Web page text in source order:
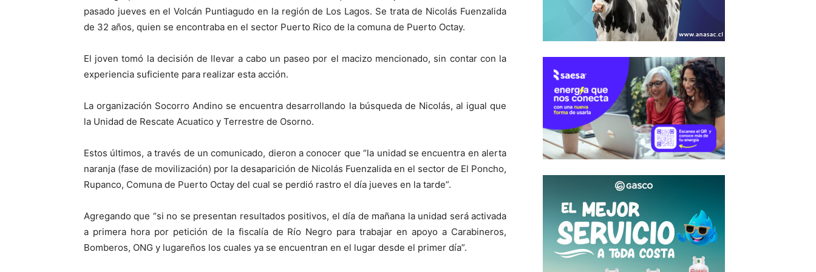
pasado jueves en el Volcán Puntiagudo en la región de Los Lagos. Se trata de Nicolás Fuenzalida
de 32 años, quien se encontraba en el sector Puerto Rico de la comuna de Puerto Octay.
El joven tomó la decisión de llevar a cabo un paseo por el macizo mencionado, sin contar con la
experiencia suficiente para realizar esta acción.
La organización Socorro Andino se encuentra desarrollando la búsqueda de Nicolás, al igual que
la Unidad de Rescate Acuatico y Terrestre de Osorno.
Estos últimos, a través de un comunicado, dieron a conocer que “la unidad se encuentra en alerta
naranja (fase de movilización) por la desaparición de Nicolás Fuenzalida en el sector de El Poncho,
Rupanco, Comuna de Puerto Octay del cual se perdió rastro el día jueves en la tarde”.
Agregando que “si no se presentan resultados positivos, el día de mañana la unidad será activada
a primera hora por petición de la fiscalía de Río Negro para trabajar en apoyo a Carabineros,
Bomberos, ONG y lugareños los cuales ya se encuentran en el lugar desde el primer día”.